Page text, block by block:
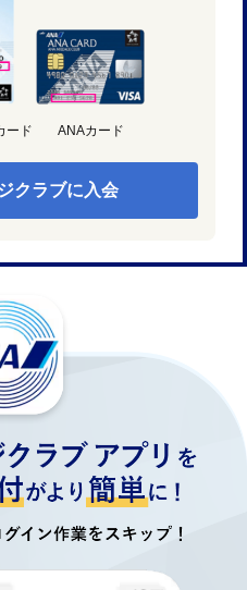
ード ANAカード
クラブに入会